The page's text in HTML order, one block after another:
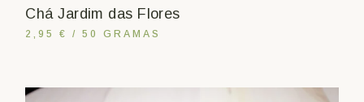
Chá Jardim das Flores
2,95 € / 50 GRAMAS